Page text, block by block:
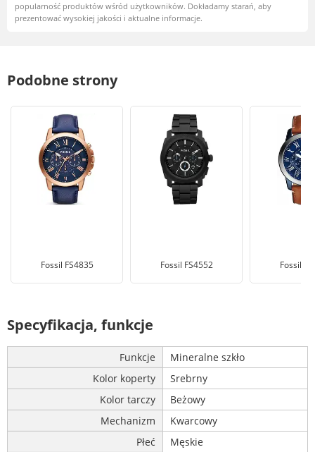
popularność produktów wśród użytkowników. Dokładamy starań, aby
prezentować wysokiej jakości i aktualne informacje.
Podobne strony
Fossil FS4835 Fossil FS4552 Fossil
Specyfikacja, funkcje
Funkcje
Mineralne szkło
Kolor koperty
Srebrny
Kolor tarczy
Beżowy
Mechanizm
Kwarcowy
Płeć
Męskie